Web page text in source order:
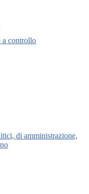
a controllo
di amministrazione,